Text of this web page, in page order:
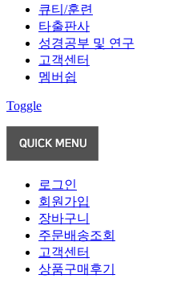
큐티/훈련
타출판사
성경공부 및 연구
고객센터
멤버쉽
Toggle
로그인
회원가입
장바구니
주문배송조회
고객센터
상품구매후기